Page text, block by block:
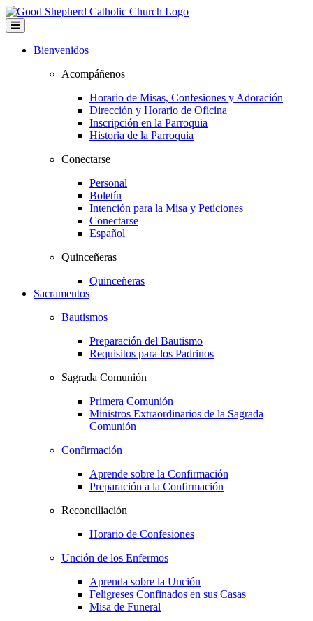
Bienvenidos
Acompáñenos
Horario de Misas, Confesiones y Adoración
Dirección y Horario de Oficina
Inscripción en la Parroquia
Historia de la Parroquia
Conectarse
Personal
Boletín
Intención para la Misa y Peticiones
Conectarse
Español
Quinceñeras
Quinceñeras
Sacramentos
Bautismos
Preparación del Bautismo
Requisitos para los Padrinos
Sagrada Comunión
Primera Comunión
Ministros Extraordinarios de la Sagrada
Comunión
Confirmación
Aprende sobre la Confirmación
Preparación a la Confirmación
Reconciliación
Horario de Confesiones
Unción de los Enfermos
Aprenda sobre la Unción
Feligreses Confinados en sus Casas
Misa de Funeral